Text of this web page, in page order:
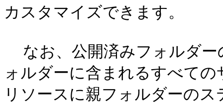
カスタマイズできます。
ォルダーに含まれるすべて
リソースに親フォルダーの